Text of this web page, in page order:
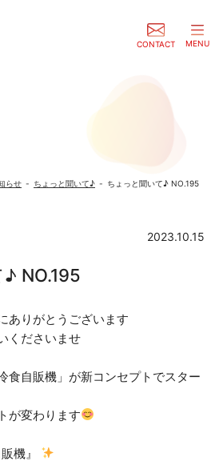
CONTACT MENU
らせ - ちょっと聞いて♪ - ちょっと聞いて♪ NO.195
2023.10.15
NO.195
ありがとうございます
くださいませ
食自販機」が新コンセプトでスター
が変わります
機』